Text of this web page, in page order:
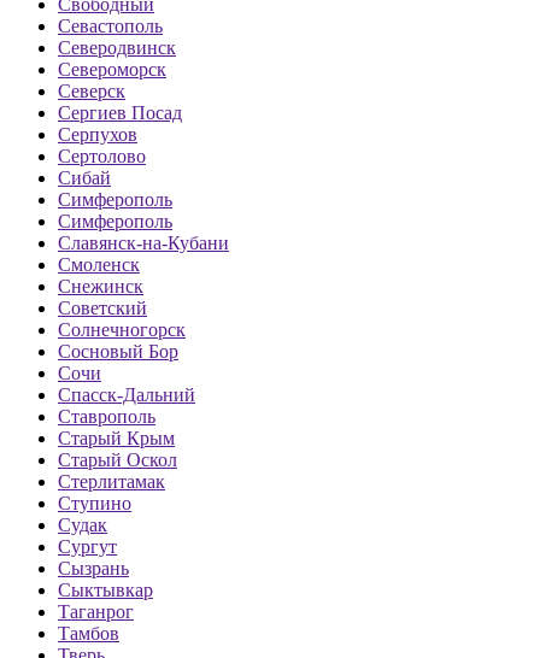
Севастополь
Северодвинск
Североморск
Северск
Сергиев Посад
Серпухов
Сертолово
Сибай
Симферополь
Симферополь
Славянск-на-Кубани
Смоленск
Снежинск
Советский
Солнечногорск
Сосновый Бор
Сочи
Спасск-Дальний
Ставрополь
Старый Крым
Старый Оскол
Стерлитамак
Ступино
Судак
Сургут
Сызрань
Сыктывкар
Таганрог
Тамбов